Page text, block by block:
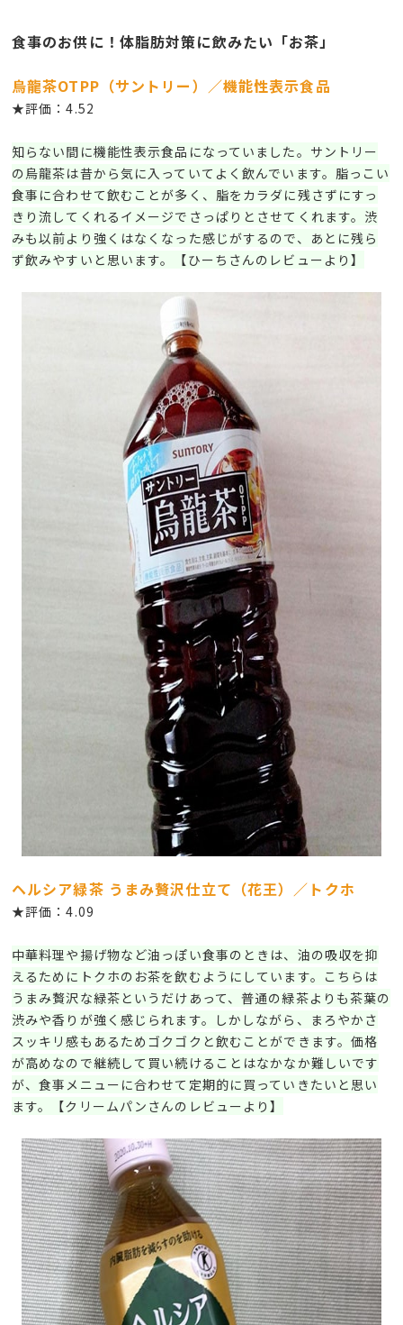
食事のお供に！体脂肪対策に飲みたい「お茶」
烏龍茶OTPP（サントリー）／機能性表示食品
★評価：4.52
知らない間に機能性表示食品になっていました。サントリー
の烏龍茶は昔から気に入っていてよく飲んでいます。脂っこい
食事に合わせて飲むことが多く、脂をカラダに残さずにすっ
きり流してくれるイメージでさっぱりとさせてくれます。渋
みも以前より強くはなくなった感じがするので、あとに残ら
ず飲みやすいと思います。【ひーちさんのレビューより】
ヘルシア緑茶 うまみ贅沢仕立て（花王）／トクホ
★評価：4.09
中華料理や揚げ物など油っぽい食事のときは、油の吸収を抑
えるためにトクホのお茶を飲むようにしています。こちらは
うまみ贅沢な緑茶というだけあって、普通の緑茶よりも茶葉の
渋みや香りが強く感じられます。しかしながら、まろやかさ
スッキリ感もあるためゴクゴクと飲むことができます。価格
が高めなので継続して買い続けることはなかなか難しいです
が、食事メニューに合わせて定期的に買っていきたいと思い
ます。【クリームパンさんのレビューより】